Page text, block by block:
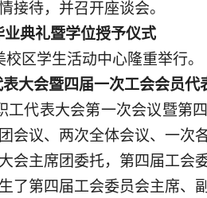
接待，并召开座谈会。
业典礼暨学位授予仪式
区学生活动中心隆重举行。
大会暨四届一次工会会员代
代表大会第一次会议暨第
会议、两次全体会议、一次
会主席团委托，第四届工
了第四届工会委员会主席、